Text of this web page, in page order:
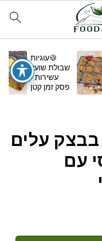
🍪עוגיות
שבולת שועל
עשירות -
פסק זמן קטן
עלים
עם